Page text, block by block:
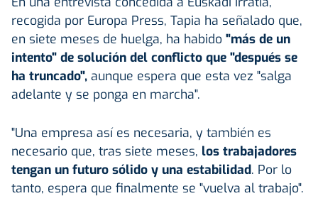
recogida por Europa Press, Tapia ha señalado que,
en siete meses de huelga, ha habido "más de un
intento" de solución del conflicto que "después se
ha truncado", aunque espera que esta vez "salga
adelante y se ponga en marcha".
"Una empresa así es necesaria, y también es
necesario que, tras siete meses, los trabajadores
tengan un futuro sólido y una estabilidad. Por lo
tanto, espera que finalmente se "vuelva al trabajo".